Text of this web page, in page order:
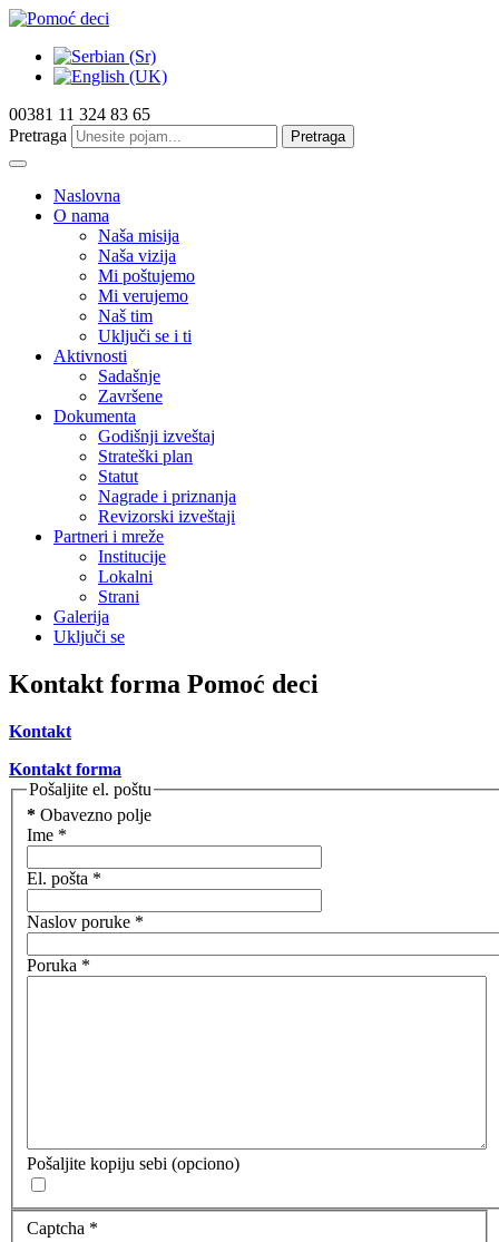
00381 11 324 83 65
Pretraga
Pretraga
Naslovna
O nama
Naša misija
Naša vizija
Mi poštujemo
Mi verujemo
Naš tim
Uključi se i ti
Aktivnosti
Sadašnje
Završene
Dokumenta
Godišnji izveštaj
Strateški plan
Statut
Nagrade i priznanja
Revizorski izveštaji
Partneri i mreže
Institucije
Lokalni
Strani
Galerija
Uključi se
Kontakt forma Pomoć deci
Kontakt
Kontakt forma
Pošaljite el. poštu
* Obavezno polje
Ime *
El. pošta *
Naslov poruke *
Poruka *
Pošaljite kopiju sebi (opciono)
Captcha *